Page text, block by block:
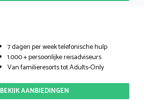
7 dagen per week telefonische hulp
1.000 + persoonlijke reisadviseurs
Van familieresorts tot Adults-Only
BEKIJK AANBIEDINGEN